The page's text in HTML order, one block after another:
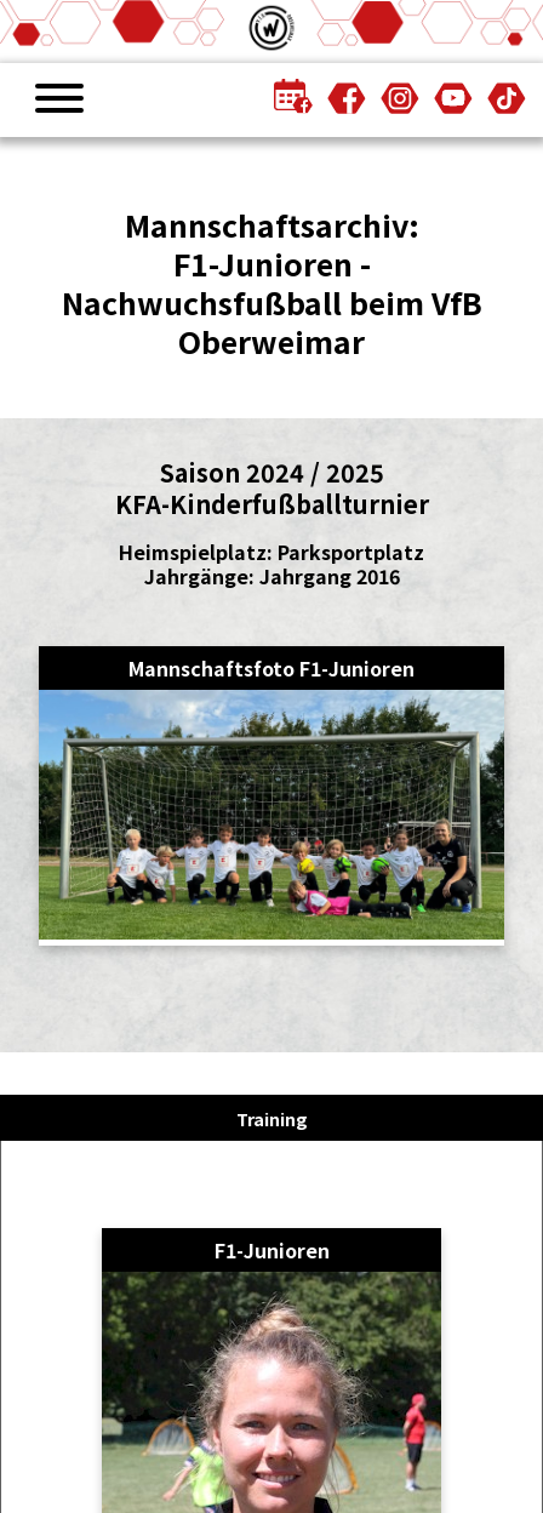
Mannschaftsarchiv:
F1-Junioren -
Nachwuchsfußball beim VfB
Oberweimar
Saison 2024 / 2025
KFA-Kinderfußballturnier
Heimspielplatz: Parksportplatz
Jahrgänge: Jahrgang 2016
Mannschaftsfoto F1-Junioren
Training
F1-Junioren